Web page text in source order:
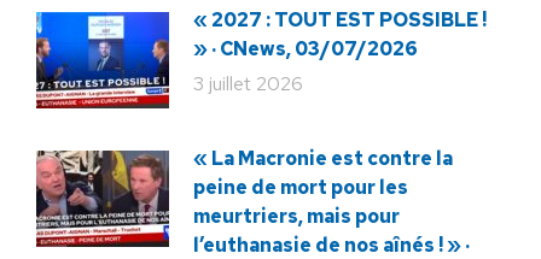
« 2027 : TOUT EST POSSIBLE !
» · CNews, 03/07/2026
3 juillet 2026
« La Macronie est contre la
peine de mort pour les
meurtriers, mais pour
l’euthanasie de nos aînés ! » ·